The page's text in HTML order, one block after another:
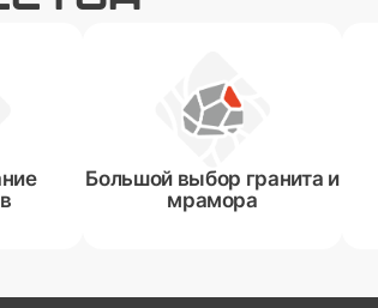
Большой выбор гранита и
мрамора